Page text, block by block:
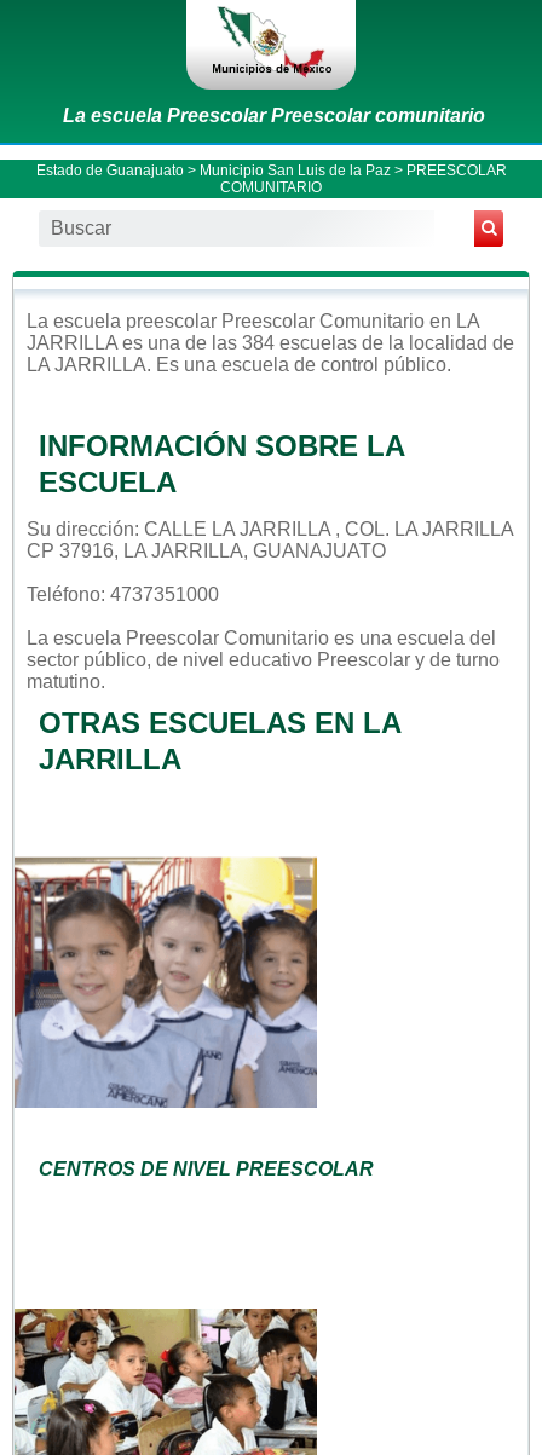
La escuela Preescolar Preescolar comunitario
Estado de Guanajuato> Municipio San Luis de la Paz> PREESCOLAR
COMUNITARIO
La escuela preescolar Preescolar Comunitario en LA
JARRILLA es una de las 384 escuelas de la localidad de
LA JARRILLA. Es una escuela de control público.
INFORMACIÓN SOBRE LA
ESCUELA
Su dirección: CALLE LA JARRILLA , COL. LA JARRILLA
CP 37916, LA JARRILLA, GUANAJUATO
Teléfono: 4737351000
La escuela Preescolar Comunitario es una escuela del
sector público, de nivel educativo Preescolar y de turno
matutino.
OTRAS ESCUELAS EN LA
JARRILLA
CENTROS DE NIVEL PREESCOLAR